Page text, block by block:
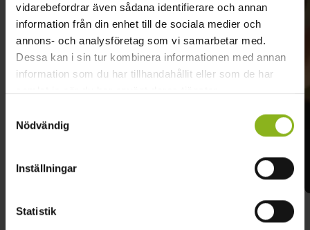
vidarebefordrar även sådana identifierare och annan
information från din enhet till de sociala medier och
annons- och analysföretag som vi samarbetar med.
Dessa kan i sin tur kombinera informationen med annan
information som du har tillhandahållit eller som de har
samlat in när du har använt deras tjänster.
Nödvändig
Inställningar
Statistik
Västernäs handelsträdgård